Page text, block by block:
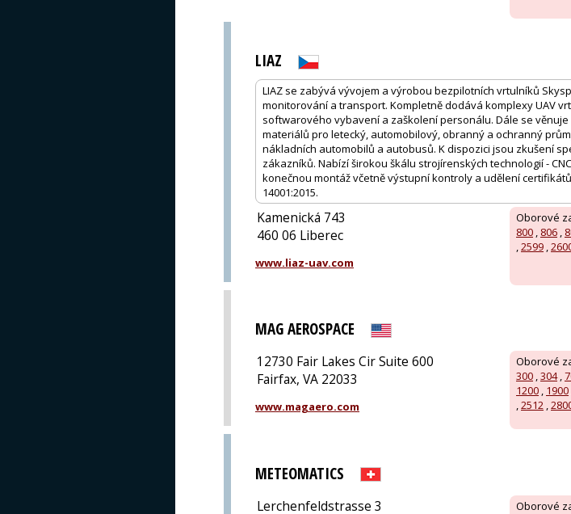
LIAZ
LIAZ se zabývá vývojem a výrobou bezpilotních vrtulníků
monitorování a transport. Kompletně dodává komplexy UAV
softwarového vybavení a zaškolení personálu. Dále se
materiálů pro letecký, automobilový, obranný a ochranný
nákladních automobilů a autobusů. K dispozici jsou zkušení
zákazníků. Nabízí širokou škálu strojírenských technologií -
konečnou montáž včetně výstupní kontroly a udělení
14001:2015.
Oborové
800 , 806 ,
,2599 ,
Kamenická 743
460 06 Liberec
www.liaz-uav.com
MAG AEROSPACE
Oborové
300 ,304,
1200 , 1900
,2512 ,
12730 Fair Lakes Cir Suite 600
Fairfax, VA 22033
www.magaero.com
METEOMATICS
Oborové
Lerchenfeldstrasse 3